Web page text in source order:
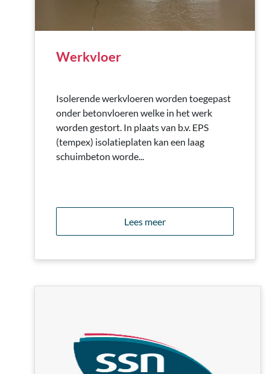
Werkvloer
Isolerende werkvloeren worden toegepast
onder betonvloeren welke in het werk
worden gestort. In plaats van b.v. EPS
(tempex) isolatieplaten kan een laag
schuimbeton worde...
Lees meer